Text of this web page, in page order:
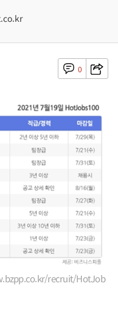
0
recruit/HotJob